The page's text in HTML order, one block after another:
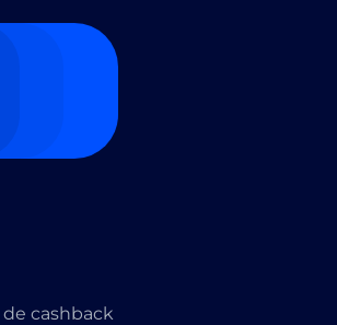
cashback